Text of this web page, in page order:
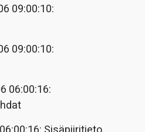
09:00:10:
09:00:10:
06:00:16: